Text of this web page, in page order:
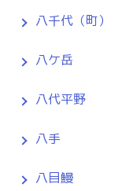
八千代（町）
八ケ岳
八代平野
八手
八目鰻